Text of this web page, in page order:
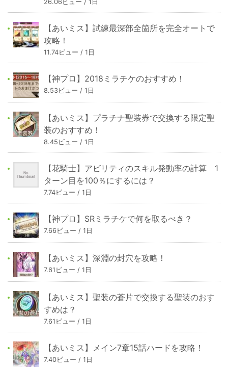
26.06ビュー / 1日
【あいミス】試練最深部全箇所を完全オートで
攻略！
11.74ビュー / 1日
【神プロ】2018ミラチケのおすすめ！
8.53ビュー / 1日
【あいミス】プラチナ聖装券で交換する限定聖
装のおすすめ！
8.45ビュー / 1日
【花騎士】アビリティのスキル発動率の計算 1
ターン目を100％にするには？
7.74ビュー / 1日
【神プロ】SRミラチケで何を取るべき？
7.66ビュー / 1日
【あいミス】深淵の封穴を攻略！
7.61ビュー / 1日
【あいミス】聖装の蒼片で交換する聖装のおす
すめは？
7.61ビュー / 1日
【あいミス】メイン7章15話ハードを攻略！
7.40ビュー / 1日